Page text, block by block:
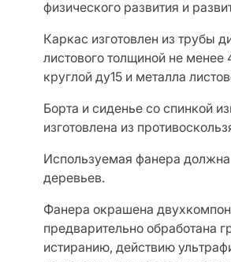
физического развития и
Каркас изготовлен из трубы
листового толщиной не
круглой ду15 и металла
Борта и сиденье со спинкой
изготовлена из
Используемая фанера
деревьев.
Фанера окрашена
предварительно обработана
истиранию, действию